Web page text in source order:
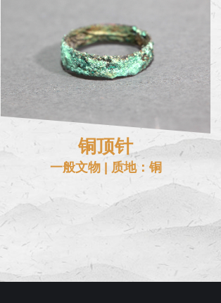
铜顶针
一般文物 | 质地：铜